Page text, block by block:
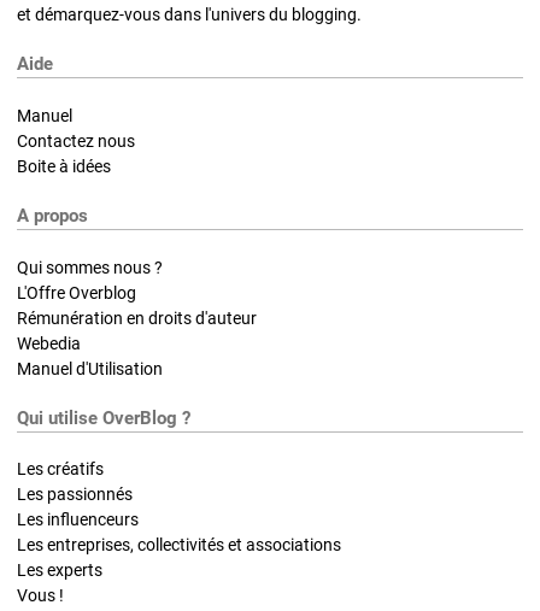
et démarquez-vous dans l'univers du blogging.
Aide
Manuel
Contactez nous
Boite à idées
A propos
Qui sommes nous ?
L'Offre Overblog
Rémunération en droits d'auteur
Webedia
Manuel d'Utilisation
Qui utilise OverBlog ?
Les créatifs
Les passionnés
Les influenceurs
Les entreprises, collectivités et associations
Les experts
Vous !